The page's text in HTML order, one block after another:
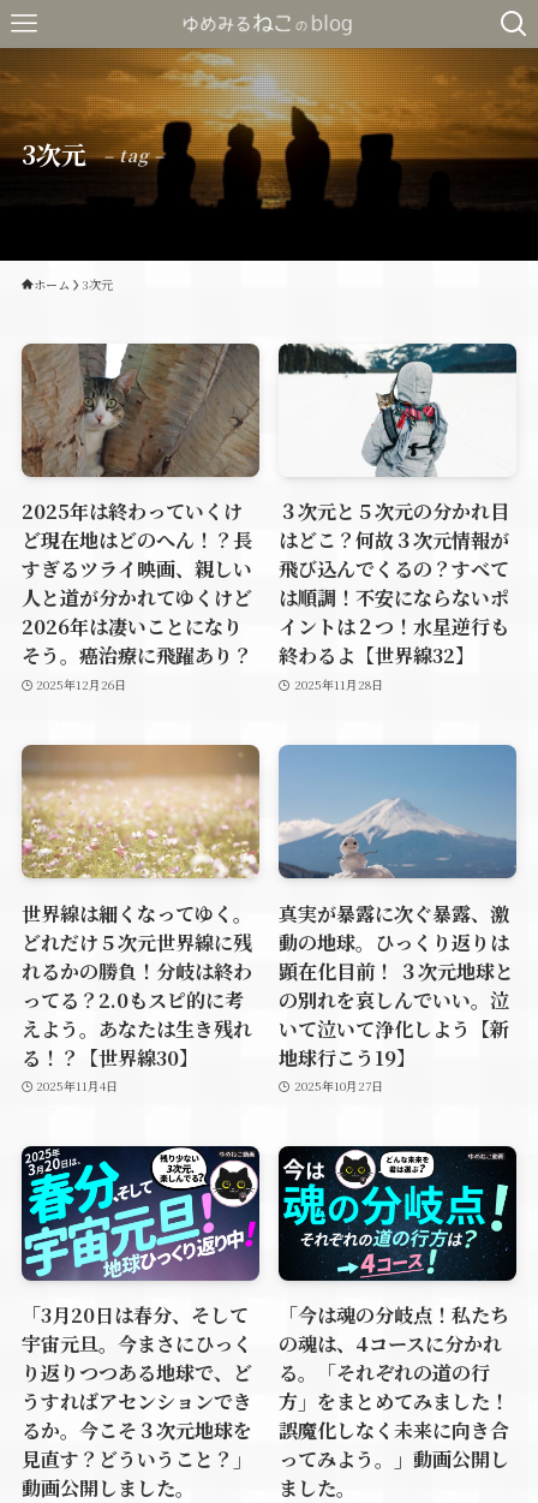
3次元 – tag –
ホーム 3次元
2025年は終わっていくけ
ど現在地はどのへん！？長
すぎるツライ映画、親しい
人と道が分かれてゆくけど
2026年は凄いことになり
そう。癌治療に飛躍あり？
2025年12月26日
３次元と５次元の分かれ目
はどこ？何故３次元情報が
飛び込んでくるの？すべて
は順調！不安にならないポ
イントは２つ！水星逆行も
終わるよ【世界線32】
2025年11月28日
世界線は細くなってゆく。
どれだけ５次元世界線に残
れるかの勝負！分岐は終わ
ってる？2.0もスピ的に考
えよう。あなたは生き残れ
る！？【世界線30】
2025年11月4日
真実が暴露に次ぐ暴露、激
動の地球。ひっくり返りは
顕在化目前！ ３次元地球と
の別れを哀しんでいい。泣
いて泣いて浄化しよう【新
地球行こう19】
2025年10月27日
「3月20日は春分、そして
宇宙元旦。今まさにひっく
り返りつつある地球で、ど
うすればアセンションでき
るか。今こそ３次元地球を
見直す？どういうこと？」
動画公開しました。
「今は魂の分岐点！私たち
の魂は、4コースに分かれ
る。「それぞれの道の行
方」をまとめてみました！
誤魔化しなく未来に向き合
ってみよう。」動画公開し
ました。